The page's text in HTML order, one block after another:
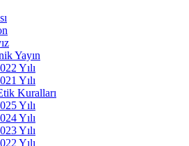
Yayın
Yılı
Yılı
Kuralları
Yılı
Yılı
Yılı
Yılı